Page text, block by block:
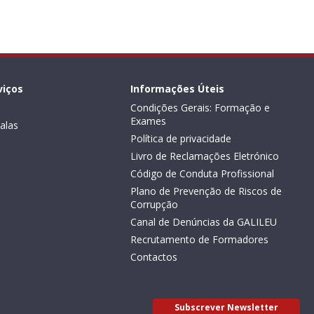
Informações Úteis
Condições Gerais: Formação e
Exames
Política de privacidade
Livro de Reclamações Eletrónico
Código de Conduta Profissional
Plano de Prevenção de Riscos de
Corrupção
Canal de Denúncias da GALILEU
Recrutamento de Formadores
Contactos
Subscrever Newsletter